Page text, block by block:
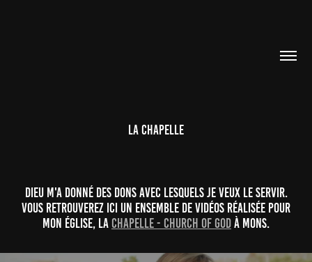
La Chapelle
Dieu m'a donné des dons avec lesquels je veux le servir.
Vous retrouverez ici un ensemble de vidéos réalisée pour
mon église, la Chapelle - Church of Godà Mons.